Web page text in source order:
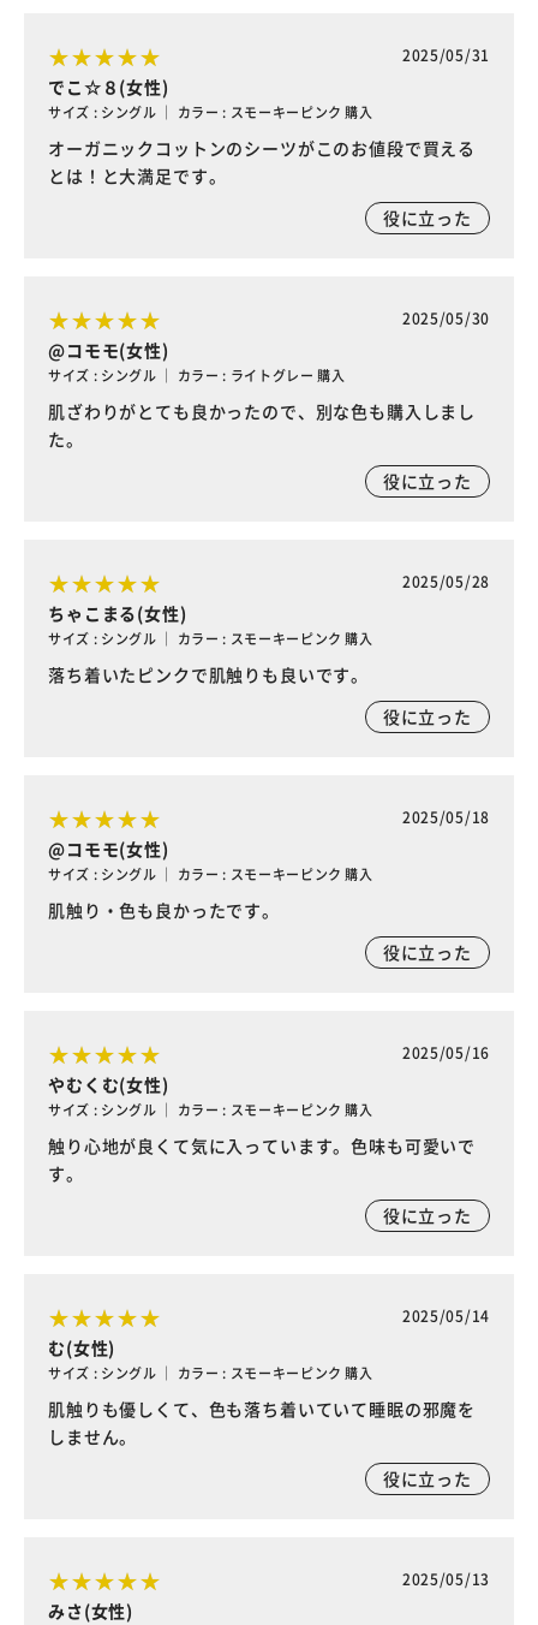
2025/05/31
でこ☆８(女性)
サイズ : シングル ｜ カラー : スモーキーピンク 購入
オーガニックコットンのシーツがこのお値段で買える
とは！と大満足です。
役に立った
2025/05/30
@コモモ(女性)
サイズ : シングル ｜ カラー : ライトグレー 購入
肌ざわりがとても良かったので、別な色も購入しまし
た。
役に立った
2025/05/28
ちゃこまる(女性)
サイズ : シングル ｜ カラー : スモーキーピンク 購入
落ち着いたピンクで肌触りも良いです。
役に立った
2025/05/18
@コモモ(女性)
サイズ : シングル ｜ カラー : スモーキーピンク 購入
肌触り・色も良かったです。
役に立った
2025/05/16
やむくむ(女性)
サイズ : シングル ｜ カラー : スモーキーピンク 購入
触り心地が良くて気に入っています。色味も可愛いで
す。
役に立った
2025/05/14
む(女性)
サイズ : シングル ｜ カラー : スモーキーピンク 購入
肌触りも優しくて、色も落ち着いていて睡眠の邪魔を
しません。
役に立った
2025/05/13
みさ(女性)